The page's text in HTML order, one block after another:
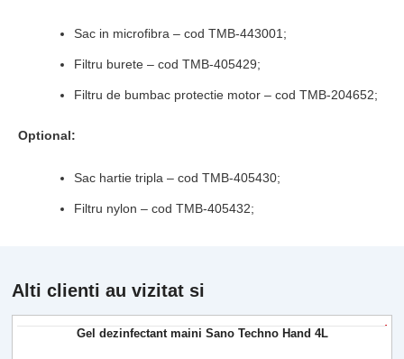
Sac in microfibra – cod TMB-443001;
Filtru burete – cod TMB-405429;
Filtru de bumbac protectie motor – cod TMB-204652;
Optional:
Sac hartie tripla – cod TMB-405430;
Filtru nylon – cod TMB-405432;
Alti clienti au vizitat si
Gel dezinfectant maini Sano Techno Hand 4L